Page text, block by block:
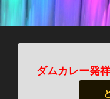
ダムカレー発